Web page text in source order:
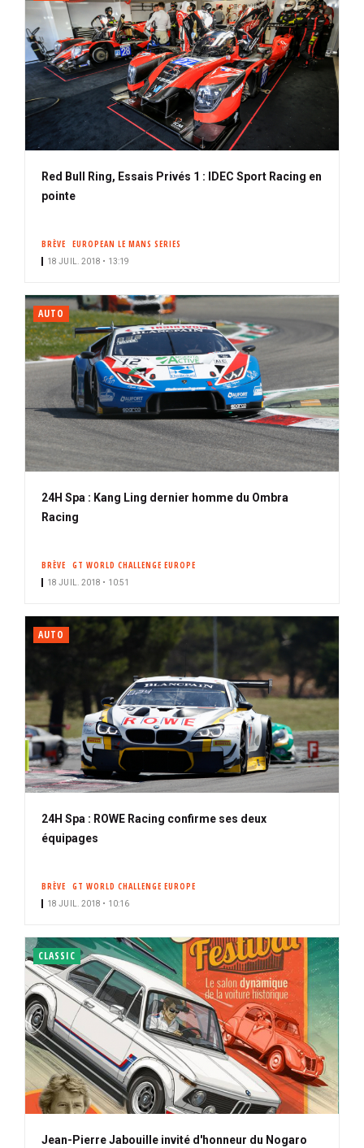
Red Bull Ring, Essais Privés 1 : IDEC Sport Racing en
pointe
BRÈVE EUROPEAN LE MANS SERIES
18 JUIL. 2018 • 13:19
AUTO
24H Spa : Kang Ling dernier homme du Ombra
Racing
BRÈVE GT WORLD CHALLENGE EUROPE
18 JUIL. 2018 • 10:51
AUTO
24H Spa : ROWE Racing confirme ses deux
équipages
BRÈVE GT WORLD CHALLENGE EUROPE
18 JUIL. 2018 • 10:16
CLASSIC
Jean-Pierre Jabouille invité d'honneur du Nogaro